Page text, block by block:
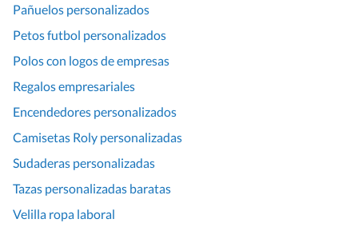
Pañuelos personalizados
Petos futbol personalizados
Polos con logos de empresas
Regalos empresariales
Encendedores personalizados
Camisetas Roly personalizadas
Sudaderas personalizadas
Tazas personalizadas baratas
Velilla ropa laboral